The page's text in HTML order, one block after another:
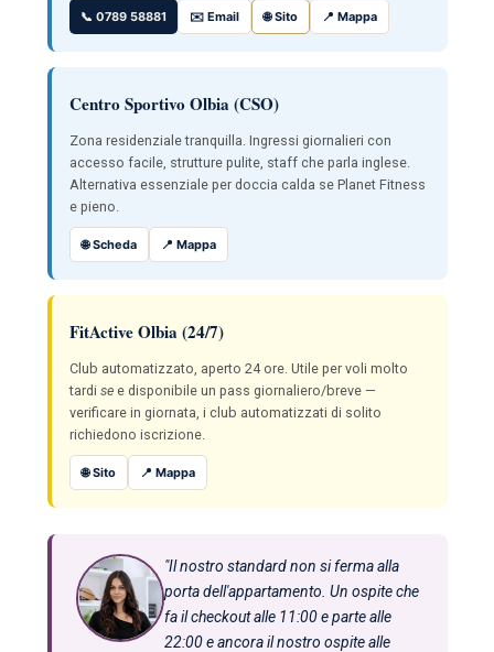
📞 0789 58881 ✉️ Email 🌐 Sito 📍 Mappa
Centro Sportivo Olbia (CSO)
Zona residenziale tranquilla. Ingressi giornalieri con
accesso facile, strutture pulite, staff che parla inglese.
Alternativa essenziale per doccia calda se Planet Fitness
e pieno.
🌐 Scheda 📍 Mappa
FitActive Olbia (24/7)
Club automatizzato, aperto 24 ore. Utile per voli molto
tardi see disponibile un pass giornaliero/breve —
verificare in giornata, i club automatizzati di solito
richiedono iscrizione.
🌐 Sito 📍 Mappa
"Il nostro standard non si ferma alla
porta dell'appartamento. Un ospite che
fa il checkout alle 11:00 e parte alle
22:00 e ancora il nostro ospite alle